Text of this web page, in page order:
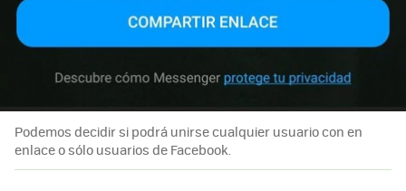
Podemos decidir si podrá unirse cualquier usuario con en
enlace o sólo usuarios de Facebook.